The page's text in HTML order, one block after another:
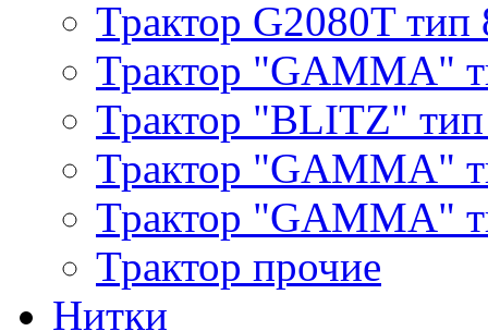
Трактор G2080T тип
Трактор "GAMMA"
Трактор "BLITZ"
Трактор "GAMMA"
Трактор "GAMMA"
Трактор прочие
Нитки